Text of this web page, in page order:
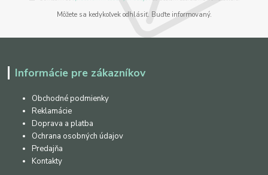
Môžete sa kedykoľvek odhlásiť. Buďte informovaný.
Informácie pre zákazníkov
Obchodné podmienky
Reklamácie
Doprava a platba
Ochrana osobných údajov
Predajňa
Kontakty